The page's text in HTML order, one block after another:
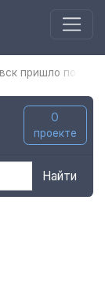
пришло
О
проекте
Найти